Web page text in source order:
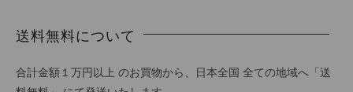
送料無料について
合計金額１万円以上 のお買物から、日本全国 全ての地域へ「送